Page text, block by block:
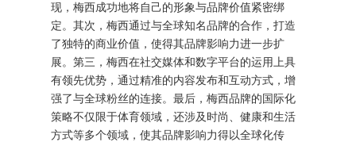
现，梅西成功地将自己的形象与品牌价值紧密绑
定。其次，梅西通过与全球知名品牌的合作，打造
了独特的商业价值，使得其品牌影响力进一步扩
展。第三，梅西在社交媒体和数字平台的运用上具
有领先优势，通过精准的内容发布和互动方式，增
强了与全球粉丝的连接。最后，梅西品牌的国际化
策略不仅限于体育领域，还涉及时尚、健康和生活
方式等多个领域，使其品牌影响力得以全球化传